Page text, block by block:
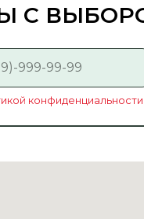
С
конфиденциальности